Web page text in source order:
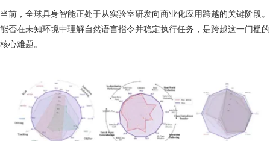
当前，全球具身智能正处于从实验室研发向商业化应用跨越的关键阶段。
能否在未知环境中理解自然语言指令并稳定执行任务，是跨越这一门槛的
核心难题。